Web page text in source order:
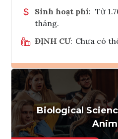
Sinh hoạt phí: Từ
tháng.
ĐỊNH CƯ: Chưa có
Biological